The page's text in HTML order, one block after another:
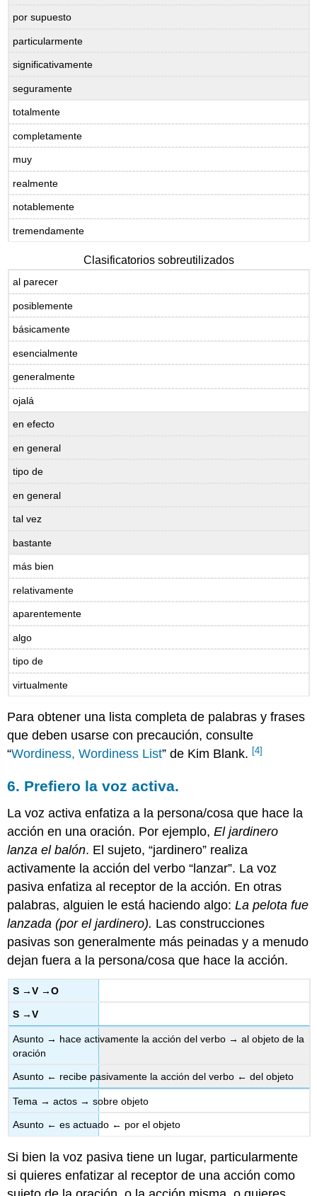
por supuesto
particularmente
significativamente
seguramente
totalmente
completamente
muy
realmente
notablemente
tremendamente
Clasificatorios sobreutilizados
al parecer
posiblemente
básicamente
esencialmente
generalmente
ojalá
en efecto
en general
tipo de
en general
tal vez
bastante
más bien
relativamente
aparentemente
algo
tipo de
virtualmente
Para obtener una lista completa de palabras y frases
que deben usarse con precaución, consulte
“Wordiness, Wordiness List” de Kim Blank. [4]
6. Prefiero la voz activa.
La voz activa enfatiza a la persona/cosa que hace la
acción en una oración. Por ejemplo,El jardinero
lanza el balón. El sujeto, “jardinero” realiza
activamente la acción del verbo “lanzar”. La voz
pasiva enfatiza al receptor de la acción. En otras
palabras, alguien le está haciendo algo:La pelota fue
lanzada (por el jardinero). Las construcciones
pasivas son generalmente más peinadas y a menudo
dejan fuera a la persona/cosa que hace la acción.
S →V →O
S →V
Asunto → hace activamente la acción del verbo → al objeto de la
oración
Asunto ← recibe pasivamente la acción del verbo ← del objeto
Tema → actos → sobre objeto
Asunto ← es actuado ← por el objeto
Si bien la voz pasiva tiene un lugar, particularmente
si quieres enfatizar al receptor de una acción como